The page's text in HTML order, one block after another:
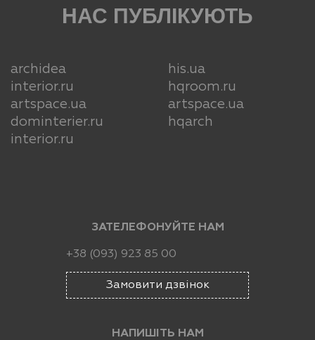
НАС ПУБЛІКУЮТЬ
archidea
his.ua
interior.ru
hqroom.ru
artspace.ua
artspace.ua
dominterier.ru
hqarch
interior.ru
ЗАТЕЛЕФОНУЙТЕ НАМ
+38 (093) 923 85 00
Замовити дзвінок
НАПИШІТЬ НАМ